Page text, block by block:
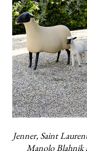
Jenner, Saint
Manolo Blahnik